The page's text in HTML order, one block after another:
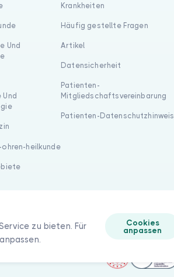
zu bieten. Für
Cookies
anpassen
Und
ohren-heilkunde
Krankheiten
Häufig gestellte Fragen
Artikel
Datensicherheit
Patienten-
Mitgliedschaftsvereinbarung
Patienten-Datenschutzhinweis